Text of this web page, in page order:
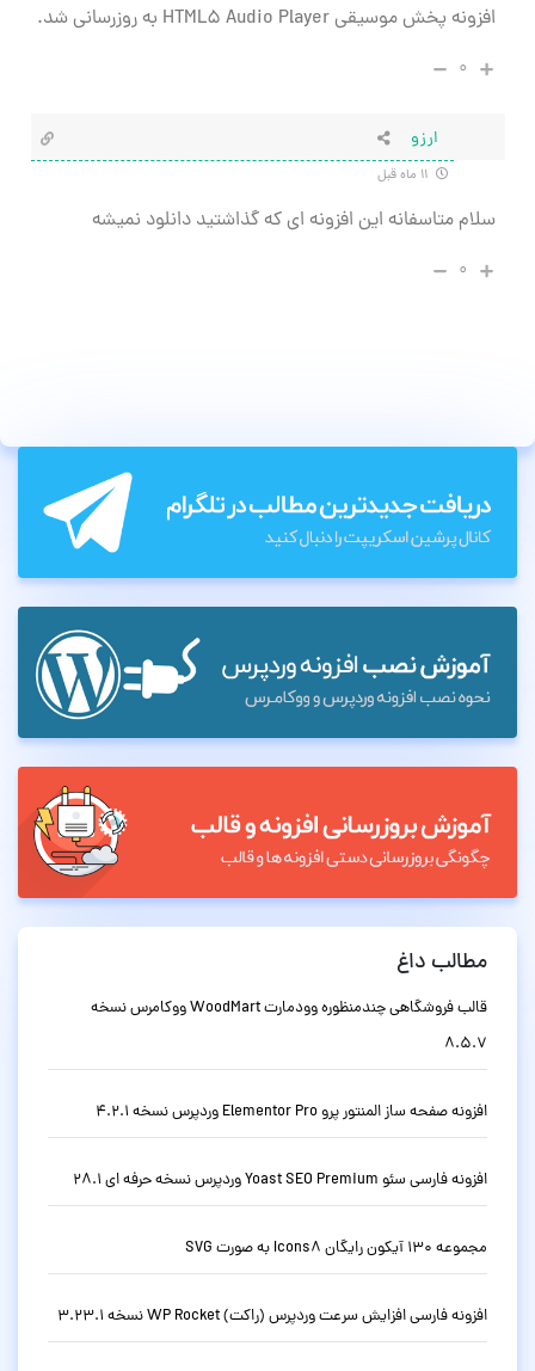
افزونه پخش موسیقی HTML5 Audio Player به روزرسانی شد.
۰
ارزو
سلام متاسفانه این افزونه ای که گذاشتید دانلود نمیشه
۰
مطالب داغ
قالب فروشگاهی چندمنظوره وودمارت WoodMart ووکامرس نسخه
8.5.7
افزونه صفحه ساز المنتور پرو Elementor Pro وردپرس نسخه 4.2.1
افزونه فارسی سئو Yoast SEO Premium وردپرس نسخه حرفه ای 28.1
مجموعه 130 آیکون رایگان Icons8 به صورت SVG
افزونه فارسی افزایش سرعت وردپرس (راکت) WP Rocket نسخه 3.23.1